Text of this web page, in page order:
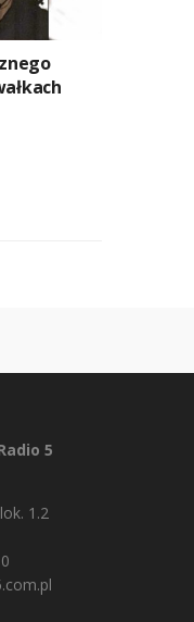
5
1.2